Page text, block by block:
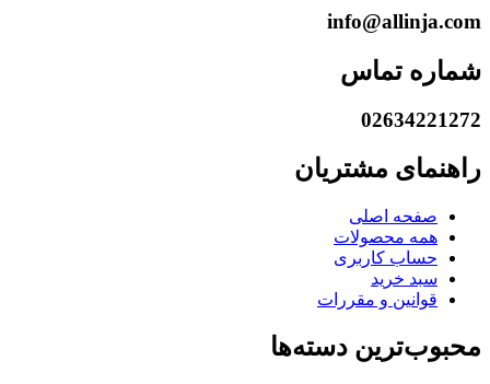
info@allinja.com
شماره تماس
02634221272
راهنمای مشتریان
صفحه اصلی
همه محصولات
حساب کاربری
سبد خرید
قوانین و مقررات
محبوب‌ترین دسته‌ها